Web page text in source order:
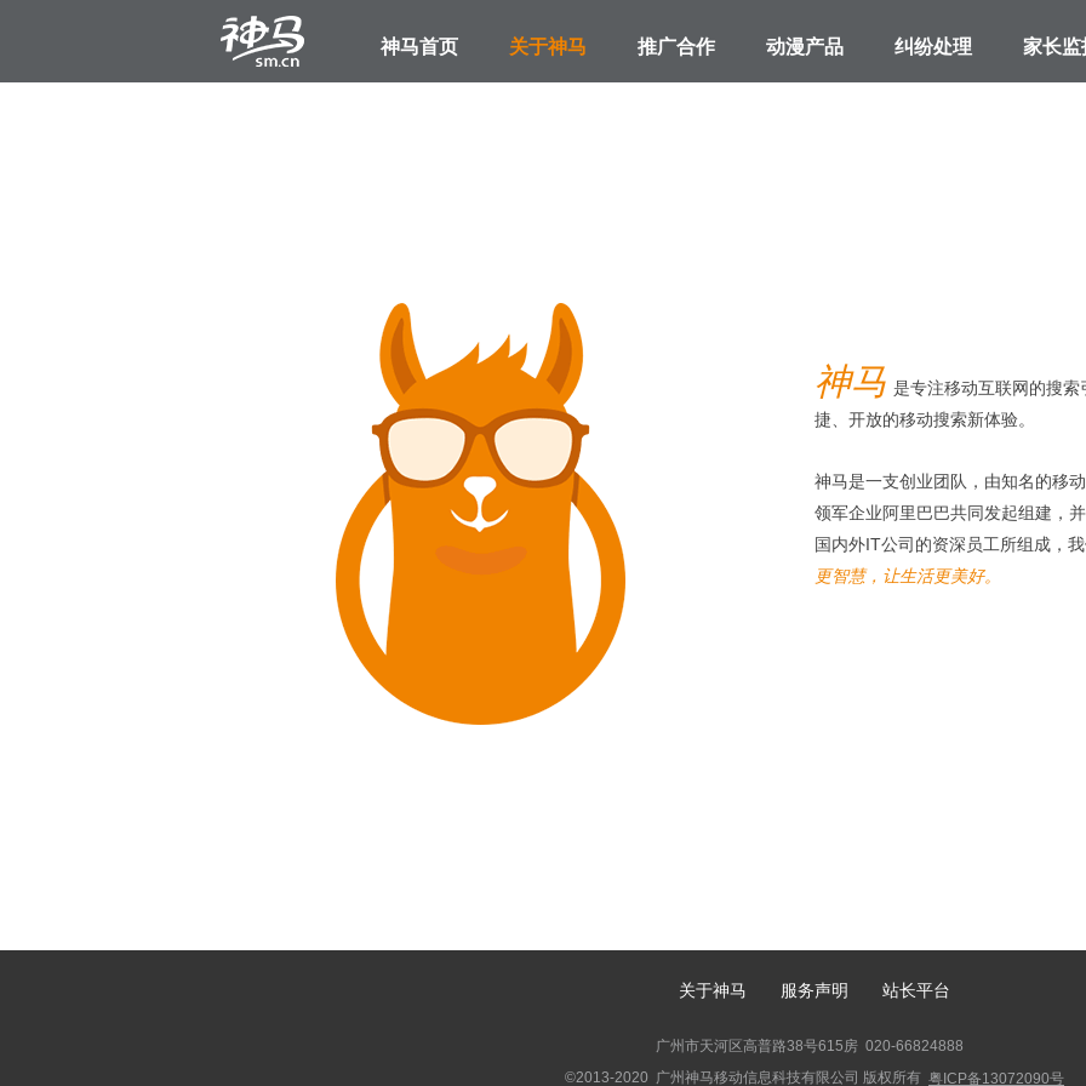
神马首页 关于神马 推广合作 动漫产品 纠纷处理 家长监
神马 是专注移动互联网的搜
捷、开放的移动搜索新体验。
神马是一支创业团队，由知名的移
领军企业阿里巴巴共同发起组建，
国内外IT公司的资深员工所组成，
更智慧，让生活更美好。
关于神马 服务声明 站长平台
广州市天河区高普路38号615房 020-66824888
©2013-2020 广州神马移动信息科技有限公司 版权所有 粤ICP备13072090号